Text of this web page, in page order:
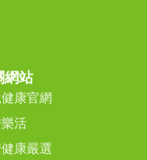
網站
康官網
活
康嚴選